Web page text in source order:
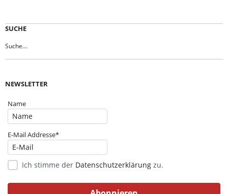
SUCHE
NEWSLETTER
Name
E-Mail Addresse*
Ich stimme der Datenschutzerklärung zu.